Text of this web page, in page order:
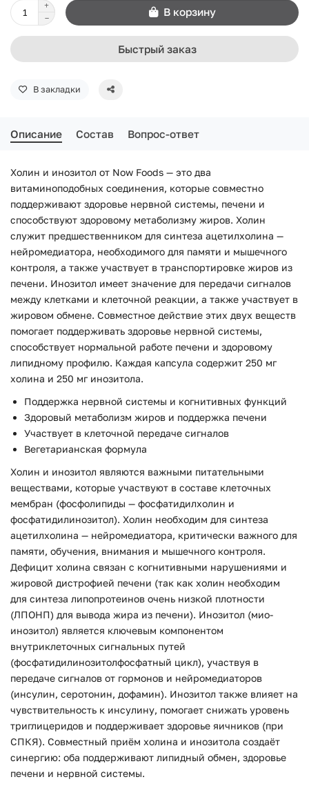
В корзину
Быстрый заказ
В закладки
Описание Состав Вопрос-ответ
Холин и инозитол от Now Foods — это два
витаминоподобных соединения, которые совместно
поддерживают здоровье нервной системы, печени и
способствуют здоровому метаболизму жиров. Холин
служит предшественником для синтеза ацетилхолина —
нейромедиатора, необходимого для памяти и мышечного
контроля, а также участвует в транспортировке жиров из
печени. Инозитол имеет значение для передачи сигналов
между клетками и клеточной реакции, а также участвует в
жировом обмене. Совместное действие этих двух веществ
помогает поддерживать здоровье нервной системы,
способствует нормальной работе печени и здоровому
липидному профилю. Каждая капсула содержит 250 мг
холина и 250 мг инозитола.
Поддержка нервной системы и когнитивных функций
Здоровый метаболизм жиров и поддержка печени
Участвует в клеточной передаче сигналов
Вегетарианская формула
Холин и инозитол являются важными питательными
веществами, которые участвуют в составе клеточных
мембран (фосфолипиды — фосфатидилхолин и
фосфатидилинозитол). Холин необходим для синтеза
ацетилхолина — нейромедиатора, критически важного для
памяти, обучения, внимания и мышечного контроля.
Дефицит холина связан с когнитивными нарушениями и
жировой дистрофией печени (так как холин необходим
для синтеза липопротеинов очень низкой плотности
(ЛПОНП) для вывода жира из печени). Инозитол (мио-
инозитол) является ключевым компонентом
внутриклеточных сигнальных путей
(фосфатидилинозитолфосфатный цикл), участвуя в
передаче сигналов от гормонов и нейромедиаторов
(инсулин, серотонин, дофамин). Инозитол также влияет на
чувствительность к инсулину, помогает снижать уровень
триглицеридов и поддерживает здоровье яичников (при
СПКЯ). Совместный приём холина и инозитола создаёт
синергию: оба поддерживают липидный обмен, здоровье
печени и нервной системы.